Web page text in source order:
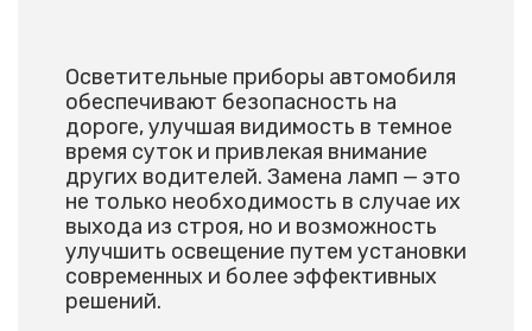
Осветительные приборы автомобиля
обеспечивают безопасность на
дороге, улучшая видимость в темное
время суток и привлекая внимание
других водителей. Замена ламп — это
не только необходимость в случае их
выхода из строя, но и возможность
улучшить освещение путем установки
современных и более эффективных
решений.